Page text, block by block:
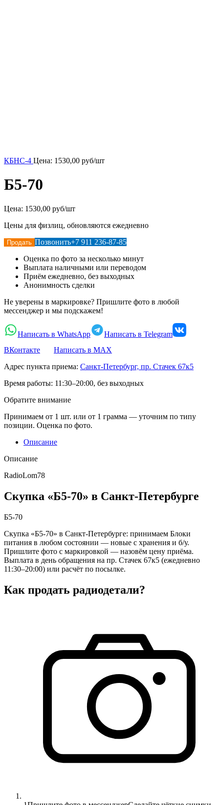
КБНС-4 Цена: 1530,00 руб/шт
Б5-70
Цена: 1530,00 руб/шт
Цены для физлиц, обновляются ежедневно
Продать Позвонить+7 911 236-87-85
Оценка по фото за несколько минут
Выплата наличными или переводом
Приём ежедневно, без выходных
Анонимность сделки
Не уверены в маркировке? Пришлите фото в любой
мессенджер и мы подскажем!
Написать в WhatsApp
Написать в Telegram
ВКонтакте
Написать в MAX
Адрес пункта приема: Санкт-Петербург, пр. Стачек 67к5
Время работы: 11:30–20:00, без выходных
Обратите внимание
Принимаем от 1 шт. или от 1 грамма — уточним по типу
позиции. Оценка по фото.
Описание
Описание
RadioLom78
Скупка «Б5-70» в Санкт-Петербурге
Б5-70
Скупка «Б5-70» в Санкт-Петербурге: принимаем Блоки
питания в любом состоянии — новые с хранения и б/у.
Пришлите фото с маркировкой — назовём цену приёма.
Выплата в день обращения на пр. Стачек 67к5 (ежедневно
11:30–20:00) или расчёт по посылке.
Как продать радиодетали?